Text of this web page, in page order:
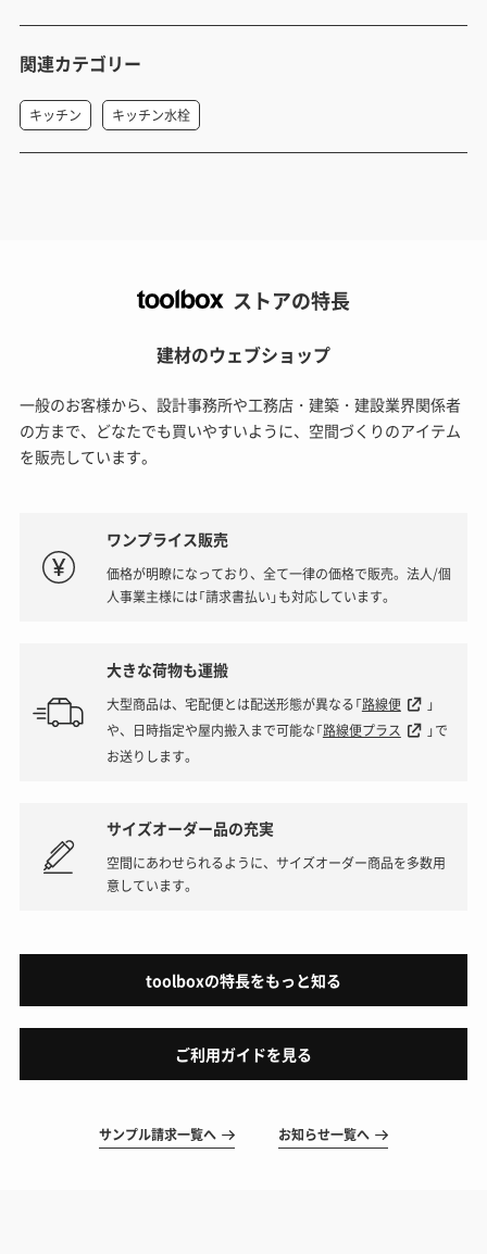
関連カテゴリー
キッチン キッチン水栓
ストアの特長
建材のウェブショップ
一般のお客様から、設計事務所や工務店・建築・建設業界関係者
の方まで、どなたでも買いやすいように、空間づくりのアイテム
を販売しています。
ワンプライス販売
価格が明瞭になっており、全て一律の価格で販売。法人/個
人事業主様には「請求書払い」も対応しています。
大きな荷物も運搬
大型商品は、宅配便とは配送形態が異なる「路線便
」
や、日時指定や屋内搬入まで可能な「路線便プラス
」で
お送りします。
サイズオーダー品の充実
空間にあわせられるように、サイズオーダー商品を多数用
意しています。
toolboxの特長をもっと知る
ご利用ガイドを見る
サンプル請求一覧へ お知らせ一覧へ